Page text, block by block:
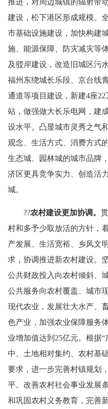
建设，松下港区形成规模。
市基础设施建设，加快构建
施、能源保障、防灾减灾等
及驳岸建设，改造旧城区污
福州东绕城长乐段、京台线
通道等项目建设，新建4座22
站，做强做大长乐电网，建
设水平。凸显城市灵秀之气
观念、生活方式、消费方式
生态城、园林城的城市品牌
济区更具竞争实力、创造活
城。
??农村建设更加协调。
村和多予少取放活的方针，
产发展、生活宽裕、乡风文
求，协调推进新农村建设。
公共财政投入向农村倾斜、
公共服务向农村覆盖、城市
现代农业，发展壮大水产、
色产业，加强农业保障服务
业增加值达到 25亿元。根据“
中、土地相对集约、农村基
要求，进一步完善村镇规划
平。改善农村社会事业发展
和巩固农村义务教育，完善